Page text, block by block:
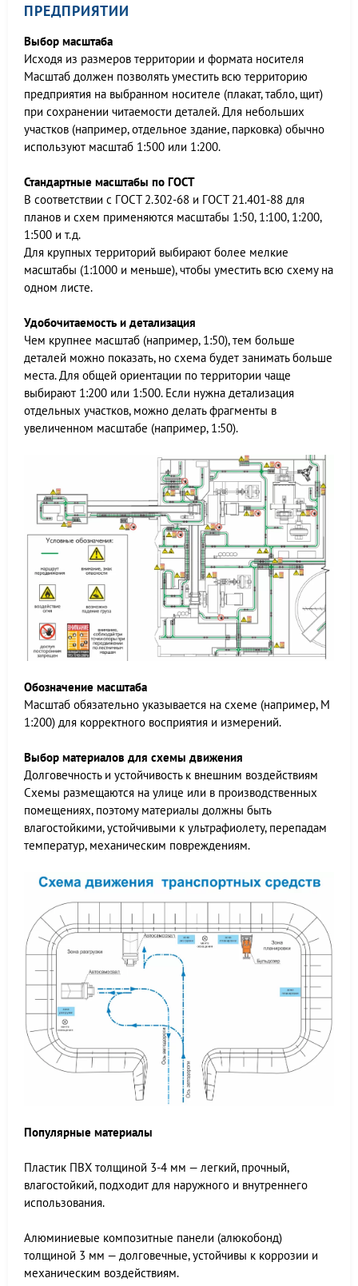
ПРЕДПРИЯТИИ
Выбор масштаба
Исходя из размеров территории и формата носителя
Масштаб должен позволять уместить всю территорию
предприятия на выбранном носителе (плакат, табло, щит)
при сохранении читаемости деталей. Для небольших
участков (например, отдельное здание, парковка) обычно
используют масштаб 1:500 или 1:200.
Стандартные масштабы по ГОСТ
В соответствии с ГОСТ 2.302-68 и ГОСТ 21.401-88 для
планов и схем применяются масштабы 1:50, 1:100, 1:200,
1:500 и т.д.
Для крупных территорий выбирают более мелкие
масштабы (1:1000 и меньше), чтобы уместить всю схему на
одном листе.
Удобочитаемость и детализация
Чем крупнее масштаб (например, 1:50), тем больше
деталей можно показать, но схема будет занимать больше
места. Для общей ориентации по территории чаще
выбирают 1:200 или 1:500. Если нужна детализация
отдельных участков, можно делать фрагменты в
увеличенном масштабе (например, 1:50).
Обозначение масштаба
Масштаб обязательно указывается на схеме (например, М
1:200) для корректного восприятия и измерений.
Выбор материалов для схемы движения
Долговечность и устойчивость к внешним воздействиям
Схемы размещаются на улице или в производственных
помещениях, поэтому материалы должны быть
влагостойкими, устойчивыми к ультрафиолету, перепадам
температур, механическим повреждениям.
Популярные материалы
Пластик ПВХ толщиной 3-4 мм — легкий, прочный,
влагостойкий, подходит для наружного и внутреннего
использования.
Алюминиевые композитные панели (алюкобонд)
толщиной 3 мм — долговечные, устойчивы к коррозии и
механическим воздействиям.